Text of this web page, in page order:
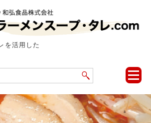
を活用した
toggle